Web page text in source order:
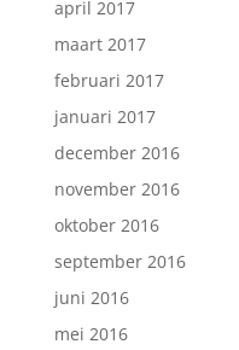
april 2017
maart 2017
februari 2017
januari 2017
december 2016
november 2016
oktober 2016
september 2016
juni 2016
mei 2016